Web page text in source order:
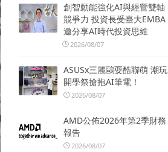
創智動能強化AI與經營雙軸
競爭力 投資長受臺大EMBA
邀分享AI時代投資思維
2026/08/07
ASUSx三麗鷗耍酷聯萌 潮玩
開學祭搶抱AI筆電！
2026/08/07
AMD公佈2026年第2季財務
報告
2026/08/07